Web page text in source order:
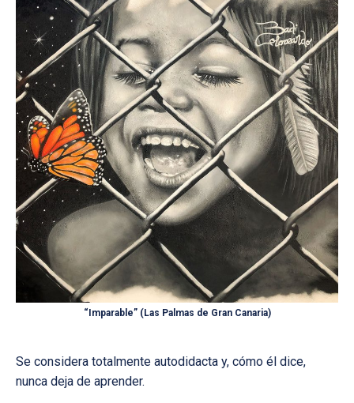
“Imparable” (Las Palmas de Gran Canaria)
Se considera totalmente autodidacta y, cómo él dice,
nunca deja de aprender.